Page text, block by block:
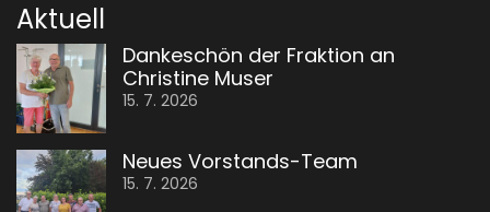
Aktuell
Dankeschön der Fraktion an
Christine Muser
15. 7. 2026
Neues Vorstands-Team
15. 7. 2026